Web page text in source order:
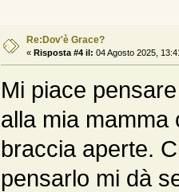
Re:Dov'è Grace?
« Risposta #4 il: 04 Agosto 2025,
Mi piace
alla mia mamma
braccia aperte.
pensarlo mi dà